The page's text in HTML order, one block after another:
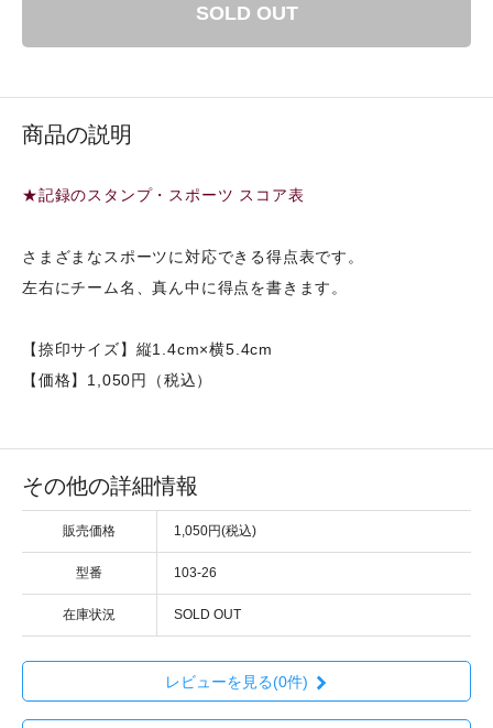
SOLD OUT
商品の説明
★記録のスタンプ・スポーツ スコア表
さまざまなスポーツに対応できる得点表です。
左右にチーム名、真ん中に得点を書きます。
【捺印サイズ】縦1.4cm×横5.4cm
【価格】1,050円（税込）
その他の詳細情報
販売価格 1,050円(税込)
型番 103-26
在庫状況 SOLD OUT
レビューを見る(0件)